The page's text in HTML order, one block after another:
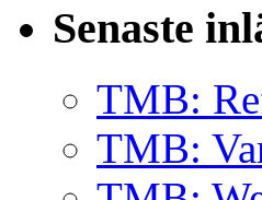
Senaste
TMB:
TMB: